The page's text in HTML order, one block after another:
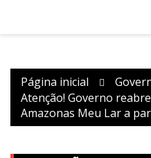
Página inicial
Atenção! Governo
Amazonas Meu Lar a